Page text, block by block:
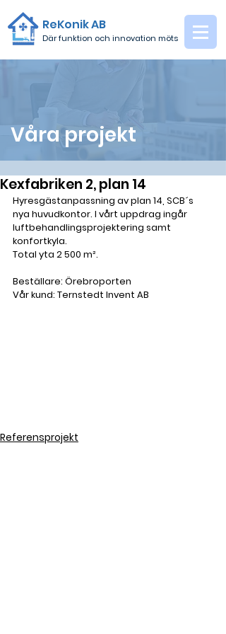
ReKonik AB
Där funktion och innovation möts
Våra projekt
Kexfabriken 2, plan 14
Hyresgästanpassning av plan 14, SCB´s
nya huvudkontor. I vårt uppdrag ingår
luftbehandlingsprojektering samt
konfortkyla.
Total yta 2 500 m².
Beställare: Örebroporten
Vår kund: Ternstedt Invent AB
Referensprojekt